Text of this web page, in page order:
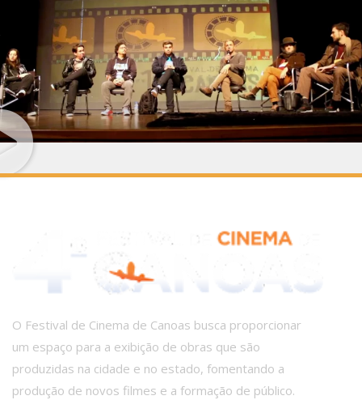
O Festival de Cinema de Canoas busca proporcionar
um espaço para a exibição de obras que são
produzidas na cidade e no estado, fomentando a
produção de novos filmes e a formação de público.